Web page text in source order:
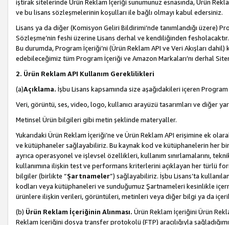
iştirak sitelerinde Ürün Reklam İçeriği sunumunuz esnasında, Ürün
ve bu lisans sözleşmelerinin koşulları ile bağlı olmayı kabul edersiniz.
Lisans ya da diğer (Komisyon Geliri Bildirimi’nde tanımlandığı üzere)
Sözleşme’nin feshi üzerine Lisans derhal ve kendiliğinden
Bu durumda, Program İçeriği’ni (Ürün Reklam API ve Veri Akışları
edebileceğimiz tüm Program İçeriği ve Amazon Markaları’nı derhal
2. Ürün Reklam API Kullanım Gereklilikleri
(a)Açıklama. İşbu Lisans kapsamında size aşağıdakileri içeren
Veri, görüntü, ses, video, logo, kullanıcı arayüzü tasarımları ve diğer
Metinsel Ürün bilgileri gibi metin şeklinde materyaller.
Yukarıdaki Ürün Reklam İçeriği’ne ve Ürün Reklam API erişimine ek
ve kütüphaneler sağlayabiliriz. Bu kaynak kod ve kütüphanelerin her
ayrıca operasyonel ve işlevsel özellikleri, kullanım sınırlamalarını,
kullanımına ilişkin test ve performans kriterlerini açıklayan her türlü
bilgiler (birlikte “Şartnameler”) sağlayabiliriz. İşbu Lisans’ta
kodları veya kütüphaneleri ve sunduğumuz Şartnameleri kesinlikle
ürünlere ilişkin verileri, görüntüleri, metinleri veya diğer bilgi ya da
(b) Ürün Reklam İçeriğinin Alınması. Ürün Reklam İçeriğini Ürün
Reklam İçeriğini dosya transfer protokolü (FTP) aracılığıyla